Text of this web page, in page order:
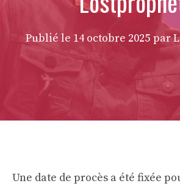
Publié le 14 octobre 2025 par
Une date de procès a été fixée